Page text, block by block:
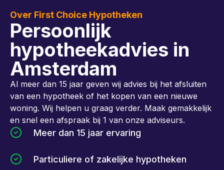
Over First Choice Hypotheken
Persoonlijk
hypotheekadvies in
Amsterdam
Al meer dan 15 jaar geven wij advies bij het afsluiten
van een hypotheek of het kopen van een nieuwe
woning. Wij helpen u graag verder. Maak gemakkelijk
en snel een afspraak bij 1 van onze adviseurs.
Meer dan 15 jaar ervaring
Particuliere of zakelijke hypotheken